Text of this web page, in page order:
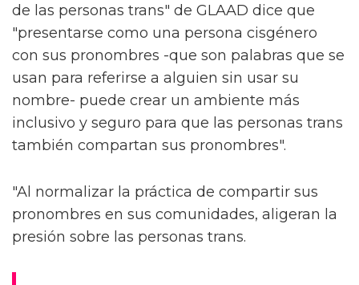
de las personas trans" de GLAAD dice que
"presentarse como una persona cisgénero
con sus pronombres -que son palabras que se
usan para referirse a alguien sin usar su
nombre- puede crear un ambiente más
inclusivo y seguro para que las personas trans
también compartan sus pronombres".
"Al normalizar la práctica de compartir sus
pronombres en sus comunidades, aligeran la
presión sobre las personas trans.